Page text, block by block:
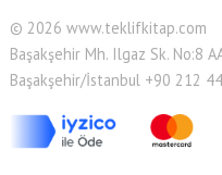
© 2026 www.teklifkitap.com
Başakşehir Mh. Ilgaz Sk. No:8
Başakşehir/İstanbul +90 212